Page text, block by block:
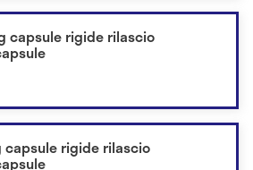
capsule rigide rilascio
capsule rigide rilascio